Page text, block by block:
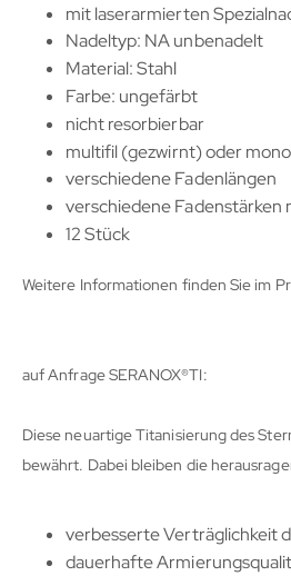
mit laserarmierten
Nadeltyp: NA unbenadelt
Material: Stahl
Farbe: ungefärbt
nicht resorbierbar
multifil (gezwirnt) oder
verschiedene Fadenlängen
verschiedene Fadenstärken
12 Stück
Weitere Informationen finden Sie im
auf Anfrage SERANOX®TI:
Diese neuartige Titanisierung des
bewährt. Dabei bleiben die
verbesserte Verträglichkeit
dauerhafte